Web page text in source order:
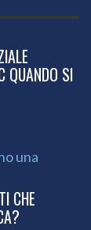
QUANDO SI
CHE